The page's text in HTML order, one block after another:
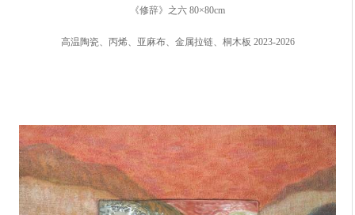
《修辞》之六 80×80cm
高温陶瓷、丙烯、亚麻布、金属拉链、桐木板 2023-2026